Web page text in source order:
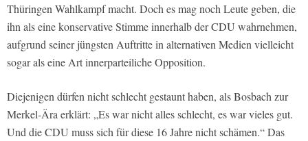
Thüringen Wahlkampf macht. Doch es mag noch Leute geben, die
ihn als eine konservative Stimme innerhalb der CDU wahrnehmen,
aufgrund seiner jüngsten Auftritte in alternativen Medien vielleicht
sogar als eine Art innerparteiliche Opposition.
Diejenigen dürfen nicht schlecht gestaunt haben, als Bosbach zur
Merkel-Ära erklärt: „Es war nicht alles schlecht, es war vieles gut.
Und die CDU muss sich für diese 16 Jahre nicht schämen.“ Das